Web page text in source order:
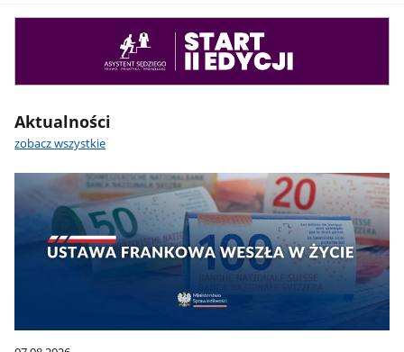
Aktualności
zobacz wszystkie